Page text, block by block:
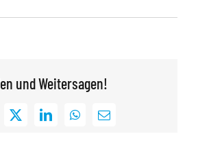
und Weitersagen!
X LinkedInWhatsApp
E-